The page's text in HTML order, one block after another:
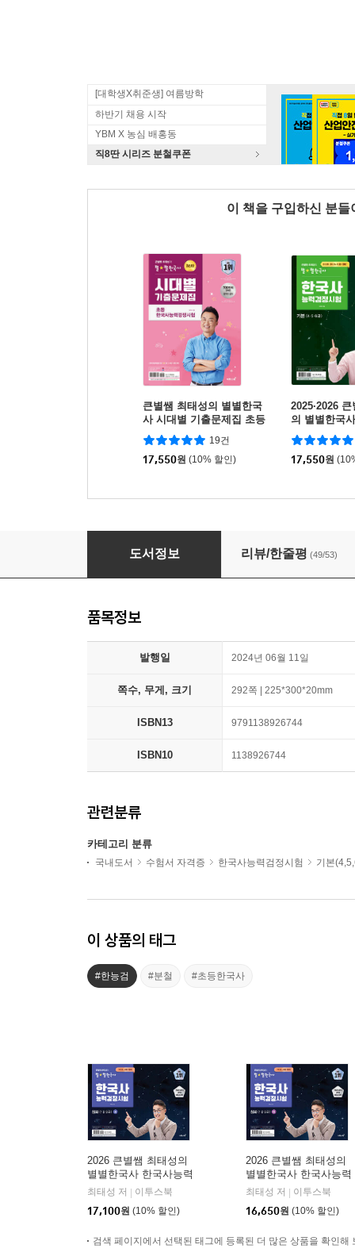
[대학생X취준생] 여름방학
하반기 채용 시작
YBM X 농심 배홍동
직8딴 시리즈 분철쿠폰
이 책을 구입하신 분
큰별쌤 최태성의 별별한국
사 시대별 기출문제집 초등
한국사능력검정시험
19건
17,550원 (10% 할인)
2025·2026
의 별별한국
검정시험 기
17,550원
큰별쌤과 재미있게 공부하는 초등 한국사능력
도서정보 리뷰/한줄평 (49/53)
품목정보
발행일 2024년 06월 11일
쪽수, 무게, 크기 292쪽 | 225*300*20mm
ISBN13 9791138926744
ISBN10 1138926744
관련분류
카테고리 분류
국내도서 수험서 자격증 한국사능력검정시험 기본
이 상품의 태그
#한능검 #분철 #초등한국사
2026 큰별쌤 최태성의
별별한국사 한국사능력
검정시험 심화(1,2,3급)
최태성 저
이투스북
17,100원 (10% 할인)
2026 큰별쌤 최태성의
별별한국사 한국사능력
검정시험 심화(1,2,3급)
최태성 저
이투스북
16,650원 (10% 할인)
검색 페이지에서 선택된 태그에 등록된 더 많은 상품을 확인해